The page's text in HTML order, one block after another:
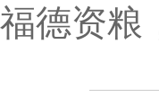
福德资粮